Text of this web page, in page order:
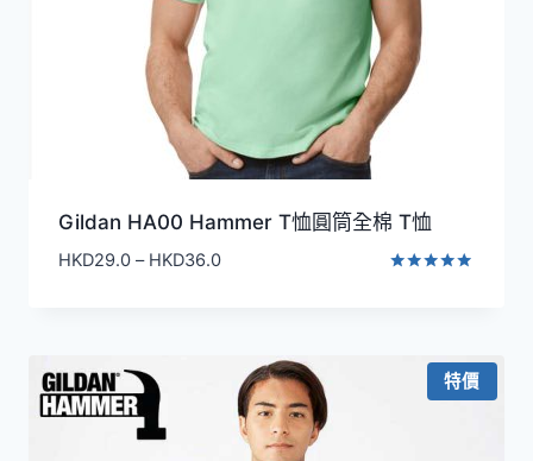
Gildan HA00 Hammer T恤圓筒全棉 T恤
HKD29.0 – HKD36.0價
HKD29.0
到
HKD36.0
特價